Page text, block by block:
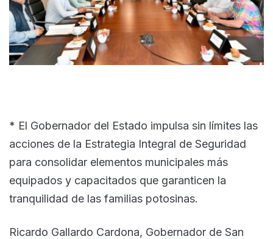
* El Gobernador del Estado impulsa sin límites las
acciones de la Estrategia Integral de Seguridad
para consolidar elementos municipales más
equipados y capacitados que garanticen la
tranquilidad de las familias potosinas.
Ricardo Gallardo Cardona, Gobernador de San